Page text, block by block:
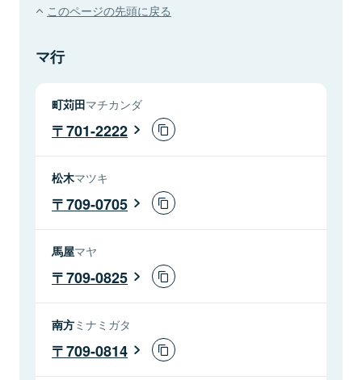
このページの先頭に戻る
マ行
町苅田マチカンダ
701-2222
松木マツキ
709-0705
馬屋マヤ
709-0825
南方ミナミガタ
709-0814